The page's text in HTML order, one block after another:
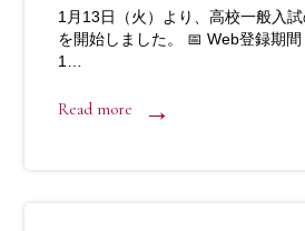
1月13日（火）より、高校一般入
を開始しました。 📅 Web登録期
1…
Read more